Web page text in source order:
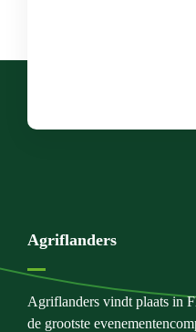
Agriflanders
Agriflanders vindt plaats in
de grootste